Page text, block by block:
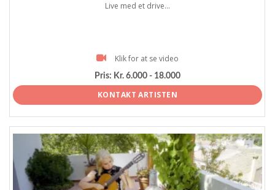
Live med et drive...
Klik for at se video
Pris: Kr. 6.000 - 18.000
KONTAKT ARTISTEN